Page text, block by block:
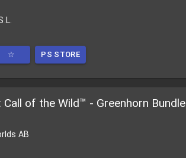
☆ PS STORE
Call of the Wild™ - Greenhorn Bundle
AB